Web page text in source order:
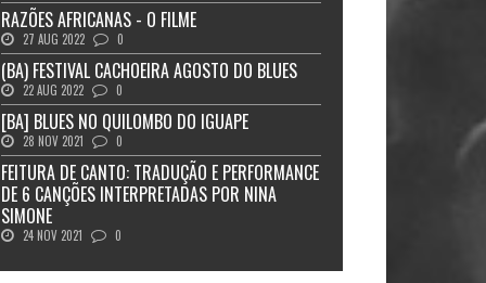
RAZÕES AFRICANAS - O FILME
27 AUG 2022 0
(BA) FESTIVAL CACHOEIRA AGOSTO DO BLUES
22 AUG 2022 0
[BA] BLUES NO QUILOMBO DO IGUAPE
28 NOV 2021 0
FEITURA DE CANTO: TRADUÇÃO E PERFORMANCE
DE 6 CANÇÕES INTERPRETADAS POR NINA
SIMONE
24 NOV 2021 0